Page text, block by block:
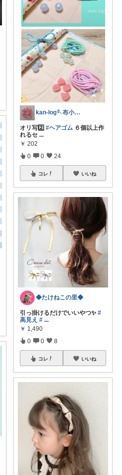
kan-log🪡布小物アレコレつくる
オリ写2️⃣ #ヘアゴム ６個以上作
れるセ ...
￥ 202
0 0 24
コレ いいね
◆たけねこの里◆
引っ掛けるだけでいいやつ✨ #
高見え # ...
￥ 1,490
0 0 8
コレ いいね